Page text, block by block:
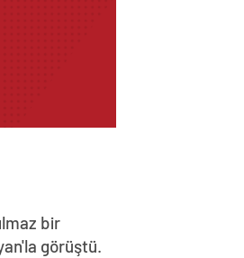
bir
görüştü.